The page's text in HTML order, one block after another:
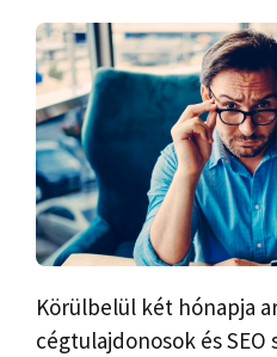
Körülbelül két hónapja
cégtulajdonosok és